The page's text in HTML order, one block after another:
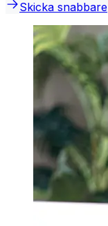
Skicka snabbare